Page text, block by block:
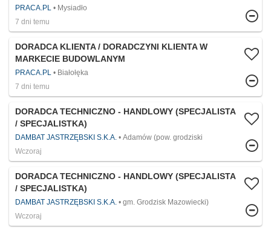
PRACA.PL
Mysiadło
7 dni temu
DORADCA KLIENTA / DORADCZYNI KLIENTA W
MARKECIE BUDOWLANYM
PRACA.PL
Białołęka
7 dni temu
DORADCA TECHNICZNO - HANDLOWY (SPECJALISTA
/ SPECJALISTKA)
DAMBAT JASTRZĘBSKI S.K.A.
Adamów (pow. grodziski
Wczoraj
DORADCA TECHNICZNO - HANDLOWY (SPECJALISTA
/ SPECJALISTKA)
DAMBAT JASTRZĘBSKI S.K.A.
gm. Grodzisk Mazowiecki)
Wczoraj